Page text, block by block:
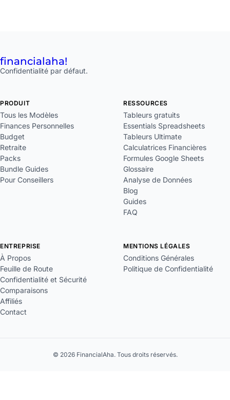
financialaha!
Confidentialité par défaut.
PRODUIT
Tous les Modèles
Finances Personnelles
Budget
Retraite
Packs
Bundle Guides
Pour Conseillers
RESSOURCES
Tableurs gratuits
Essentials Spreadsheets
Tableurs Ultimate
Calculatrices Financières
Formules Google Sheets
Glossaire
Analyse de Données
Blog
Guides
FAQ
ENTREPRISE
À Propos
Feuille de Route
Confidentialité et Sécurité
Comparaisons
Affiliés
Contact
MENTIONS LÉGALES
Conditions Générales
Politique de Confidentialité
© 2026 FinancialAha. Tous droits réservés.